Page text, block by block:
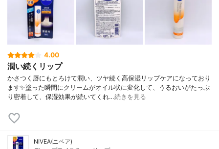
4.00
潤い続くリップ
かさつく唇にもとろけて潤い、ツヤ続く高保湿リップケアになっており
ます✨塗った瞬間にクリームがオイル状に変化して、うるおいがたっぷ
り密着して、保湿効果が続いてくれ…続きを見る
NIVEA(ニベア)